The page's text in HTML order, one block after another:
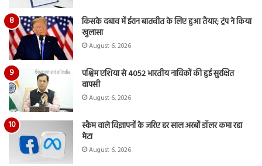
किसके दबाव में ईरान बातचीत के लिए हुआ तैयार; ट्रंप ने किया
खुलासा
August 6, 2026
पश्चिम एशिया से 4052 भारतीय नाविकों की हुई सुरक्षित
वापसी
August 6, 2026
स्कैम वाले विज्ञापनों के जरिए हर साल अरबों डॉलर कमा रहा
मेटा
August 6, 2026